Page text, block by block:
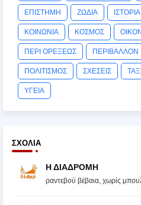
ΕΠΙΣΤΗΜΗ ΖΩΔΙΑ ΙΣΤΟΡΙΑ
ΚΟΙΝΩΝΙΑ ΚΟΣΜΟΣ
ΠΕΡΙ ΟΡΕΞΕΩΣ ΠΕΡΙΒΑΛΛΟΝ
ΠΟΛΙΤΙΣΜΟΣ ΣΧΕΣΕΙΣ
ΥΓΕΙΑ
ΣΧΌΛΙΑ
Η ΔΙΑΔΡΟΜΗ
ραντεβού βέβαια, χωρίς